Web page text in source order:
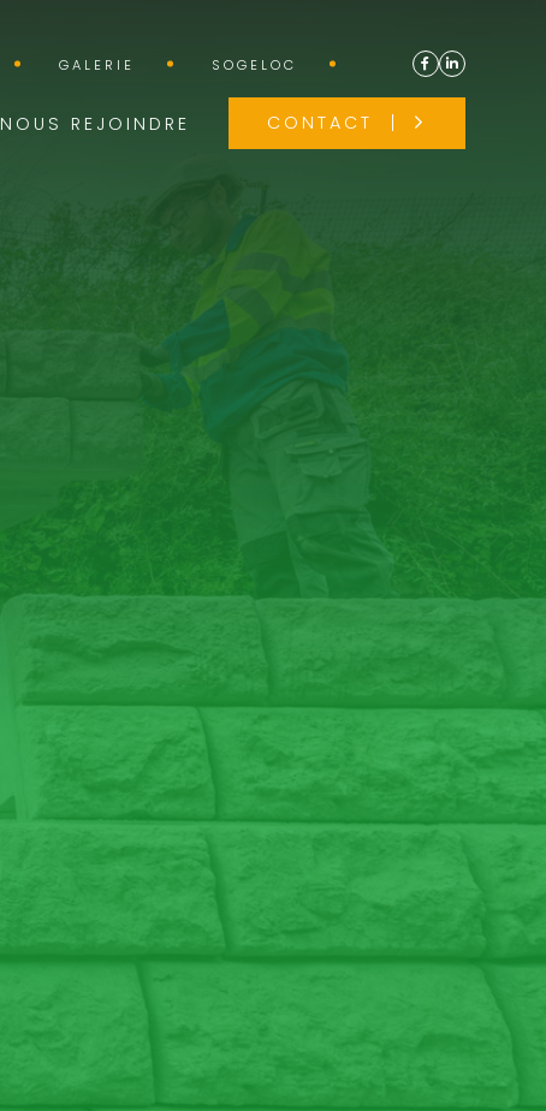
GALERIE SOGELOC
NOUS REJOINDRE CONTACT